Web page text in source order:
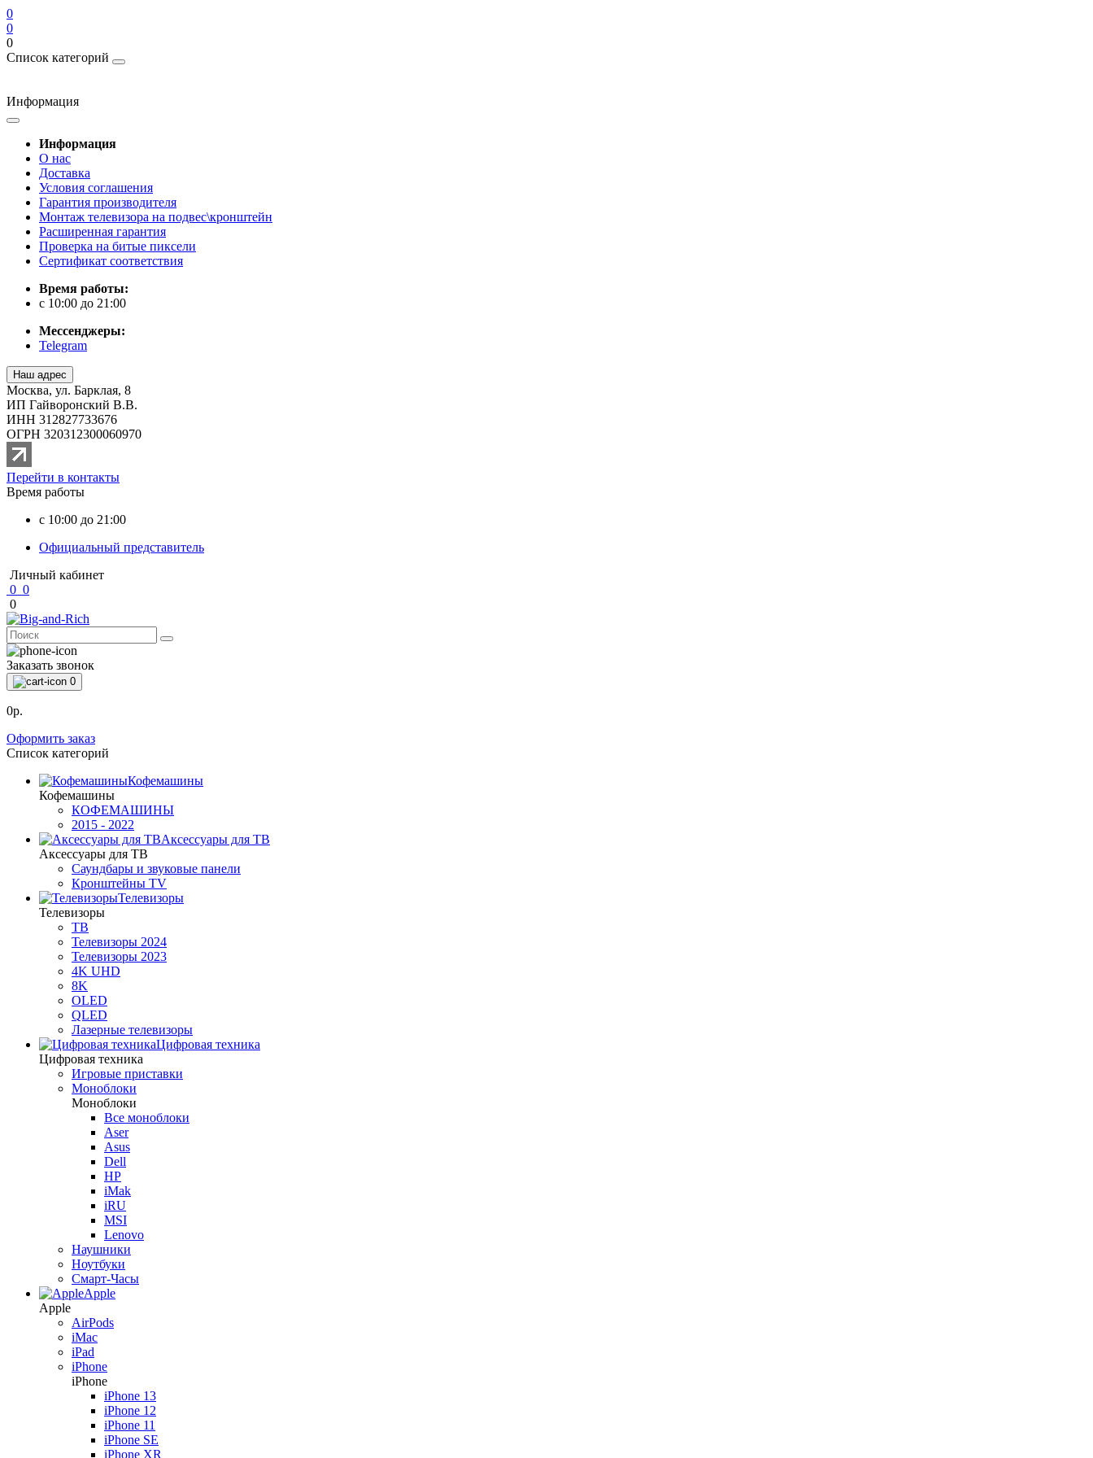
0
0
0
Список категорий
Информация
Информация
О нас
Доставка
Условия соглашения
Гарантия производителя
Монтаж телевизора на подвес\кронштейн
Расширенная гарантия
Проверка на битые пиксели
Сертификат соответствия
Время работы:
с 10:00 до 21:00
Мессенджеры:
Telegram
Наш адрес
Москва, ул. Барклая, 8
ИП Гайворонский В.В.
ИНН 312827733676
ОГРН 320312300060970
Перейти в контакты
Время работы
с 10:00 до 21:00
Официальный представитель
Личный кабинет
0 0
0
Заказать звонок
0
0р.
Оформить заказ
Список категорий
Кофемашины
Кофемашины
КОФЕМАШИНЫ
2015 - 2022
Аксессуары для ТВ
Аксессуары для ТВ
Саундбары и звуковые панели
Кронштейны TV
Телевизоры
Телевизоры
ТВ
Телевизоры 2024
Телевизоры 2023
4K UHD
8K
OLED
QLED
Лазерные телевизоры
Цифровая техника
Цифровая техника
Игровые приставки
Моноблоки
Моноблоки
Все моноблоки
Aser
Asus
Dell
HP
iMak
iRU
MSI
Lenovo
Наушники
Ноутбуки
Смарт-Часы
Apple
Apple
AirPods
iMac
iPad
iPhone
iPhone
iPhone 13
iPhone 12
iPhone 11
iPhone SE
iPhone XR